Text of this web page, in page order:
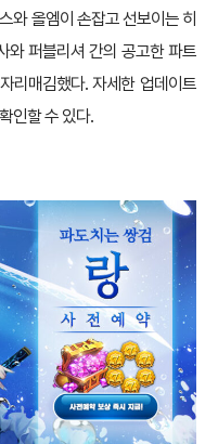
와 올엠이 손잡고 선보이는 히
와 퍼블리셔 간의 공고한 파트
리매김했다. 자세한 업데이트
인할 수 있다.